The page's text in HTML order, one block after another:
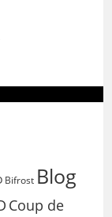
Bifrost Blog
Coup de